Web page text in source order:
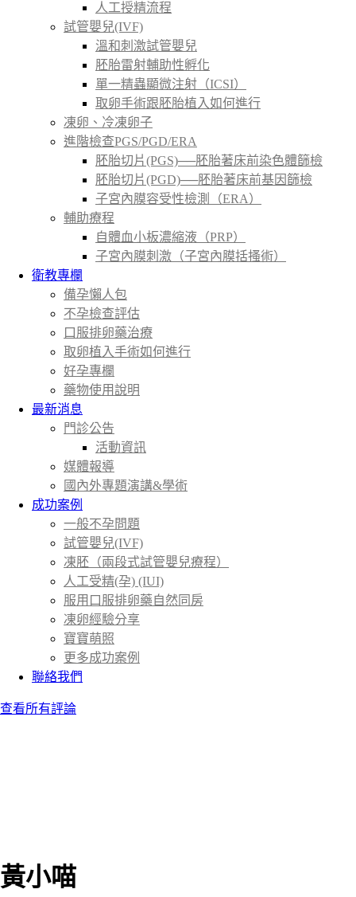
人工授精流程
試管嬰兒(IVF)
溫和刺激試管嬰兒
胚胎雷射輔助性孵化
單一精蟲顯微注射（ICSI）
取卵手術跟胚胎植入如何進行
凍卵、冷凍卵子
進階檢查PGS/PGD/ERA
胚胎切片(PGS)──胚胎著床前染色體篩檢
胚胎切片(PGD)──胚胎著床前基因篩檢
子宮內膜容受性檢測（ERA）
輔助療程
自體血小板濃縮液（PRP）
子宮內膜刺激（子宮內膜括搔術）
衛教專欄
備孕懶人包
不孕檢查評估
口服排卵藥治療
取卵植入手術如何進行
好孕專欄
藥物使用說明
最新消息
門診公告
活動資訊
媒體報導
國內外專題演講&學術
成功案例
一般不孕問題
試管嬰兒(IVF)
凍胚（兩段式試管嬰兒療程）
人工受精(孕) (IUI)
服用口服排卵藥自然同房
凍卵經驗分享
寶寶萌照
更多成功案例
聯絡我們
查看所有評論
黃小喵